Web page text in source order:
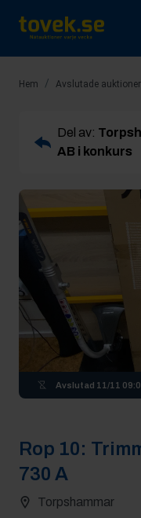
Hem / Avslutade auktioner
Del av:
AB i konkurs
Avslutad 11/11
Rop 10:
730 A
Torpshammar